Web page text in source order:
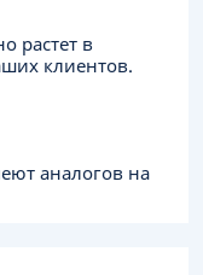
растет в
клиентов.
аналогов на